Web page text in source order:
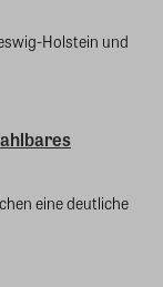
Holstein und
eine deutliche